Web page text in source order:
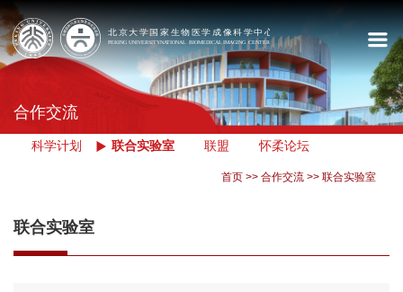
合作交流
科学计划 联合实验室 联盟 怀柔论坛
首页 >> 合作交流 >> 联合实验室
联合实验室